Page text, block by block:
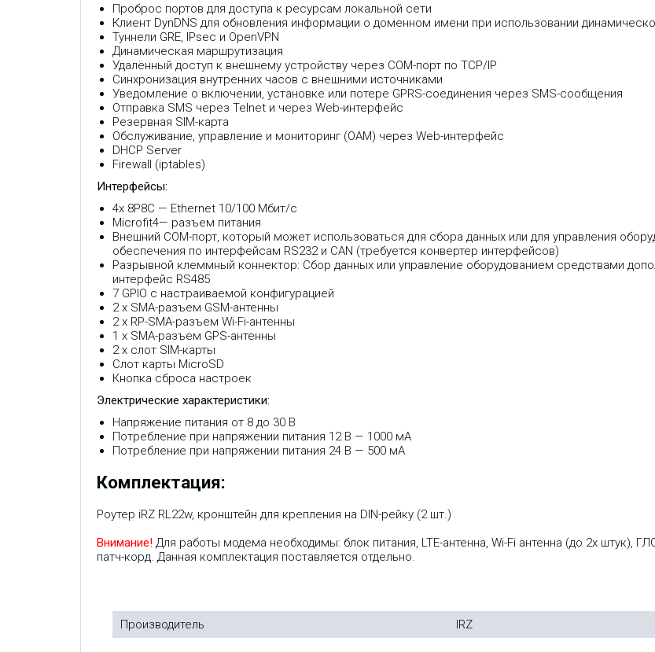
Проброс портов для доступа к ресурсам локальной сети
Клиент DynDNS для обновления информации о доменном имени при использовании
Туннели GRE, IPsec и OpenVPN
Динамическая маршрутизация
Удалённый доступ к внешнему устройству через СОМ-порт по TCP/IP
Синхронизация внутренних часов с внешними источниками
Уведомление о включении, установке или потере GPRS-соединения через SMS-сообщения
Отправка SMS через Telnet и через Web-интерфейс
Резервная SIM-карта
Обслуживание, управление и мониторинг (OAM) через Web-интерфейс
DHСP Server
Firewall (iptables)
Интерфейсы:
4x 8P8C — Ethernet 10/100 Мбит/с
Microfit4— разъем питания
Внешний COM-порт, который может использоваться для сбора данных или для управления
обеспечения по интерфейсам RS232 и CAN (требуется конвертер интерфейсов)
Разрывной клеммный коннектор: Сбор данных или управление оборудованием средствами
интерфейс RS485
7 GPIO с настраиваемой конфигурацией
2 x SMA-разъем GSM-антенны
2 x RP-SMA-разъем Wi-Fi-антенны
1 x SMA-разъем GPS-антенны
2 х слот SIM-карты
Слот карты MicroSD
Кнопка сброса настроек
Электрические характеристики:
Напряжение питания от 8 до 30 В
Потребление при напряжении питания 12 В — 1000 мА
Потребление при напряжении питания 24 В — 500 мА
Комплектация:
Роутер iRZ RL22w, кронштейн для крепления на DIN-рейку (2 шт.)
Внимание! Для работы модема необходимы: блок питания, LTE-антенна, Wi-Fi антенна (до 2х штук),
патч-корд. Данная комплектация поставляется отдельно.
Производитель IRZ